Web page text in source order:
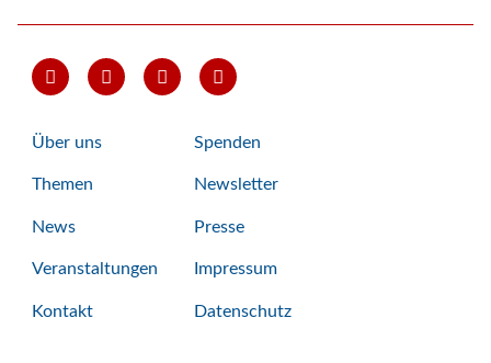
Über uns
Themen
News
Veranstaltungen
Kontakt
Spenden
Newsletter
Presse
Impressum
Datenschutz